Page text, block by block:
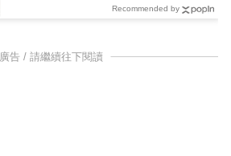
Recommended by
廣告 / 請繼續往下閱讀